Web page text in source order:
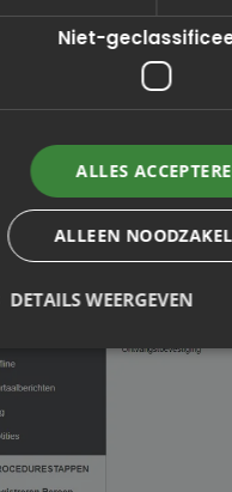
Niet-
ALLES
ALLEEN
DETAILS WEERGEVEN